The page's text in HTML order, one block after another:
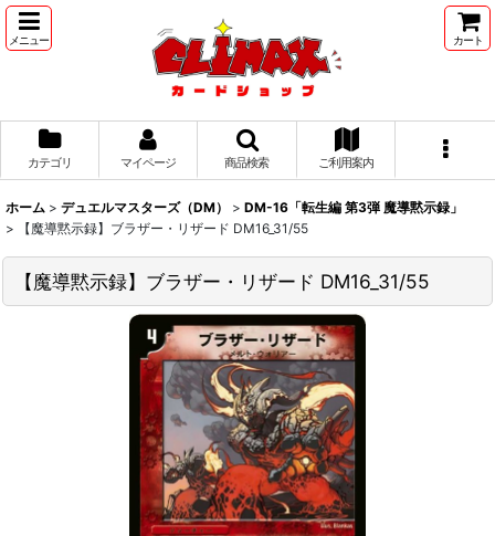
メニュー カート
カテゴリ マイページ 商品検索 ご利用案内
ホーム > デュエルマスターズ（DM） > DM-16「転生編 第3弾 魔導黙示録」
>
【魔導黙示録】ブラザー・リザード DM16_31/55
【魔導黙示録】ブラザー・リザード DM16_31/55